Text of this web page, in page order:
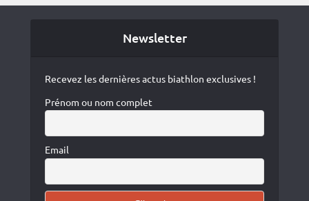
Newsletter
Recevez les dernières actus biathlon exclusives !
Prénom ou nom complet
Email